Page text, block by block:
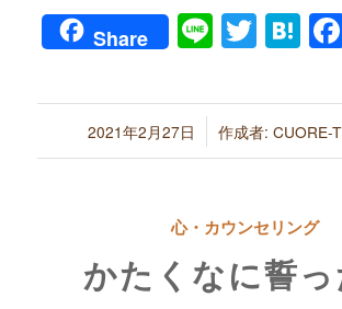
Share Line
2021年2月27日
/ 作成者:CUORE-
心・カウンセリング
かたくなに誓っ